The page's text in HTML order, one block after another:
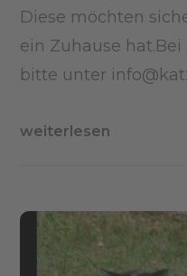
Diese möchten
ein Zuhause
bitte unter
weiterlesen